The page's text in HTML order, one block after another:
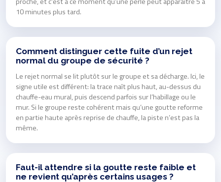
10 minutes plus tard.
Comment distinguer cette fuite d’un rejet
normal du groupe de sécurité ?
Le rejet normal se lit plutôt sur le groupe et sa décharge. Ici, le
signe utile est différent: la trace naît plus haut, au-dessus du
chauffe-eau mural, puis descend parfois sur l’habillage ou le
mur. Si le groupe reste cohérent mais qu’une goutte reforme
en partie haute après reprise de chauffe, la piste n’est pas la
même.
Faut-il attendre si la goutte reste faible et
ne revient qu’après certains usages ?